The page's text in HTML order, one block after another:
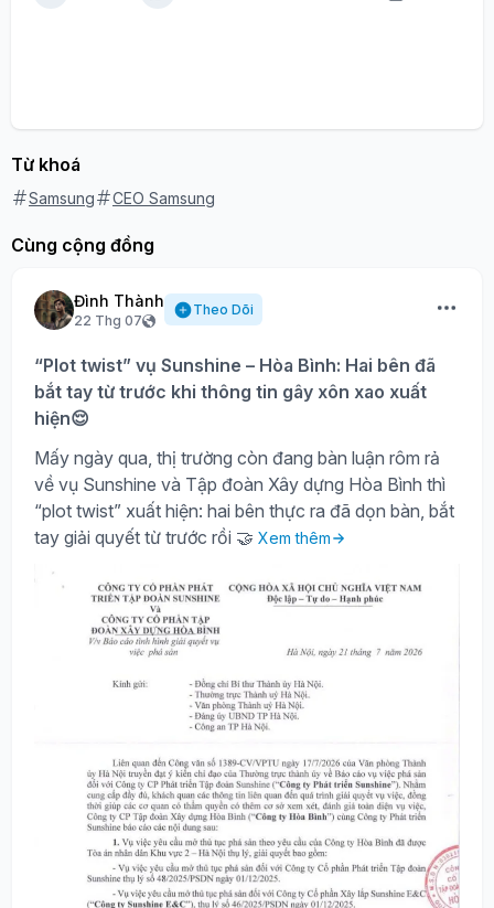
Từ khoá
Samsung CEO Samsung
Cùng cộng đồng
Đình Thành
22 Thg 07
Theo Dõi
“Plot twist” vụ Sunshine – Hòa Bình: Hai bên đã
bắt tay từ trước khi thông tin gây xôn xao xuất
hiện😌
Mấy ngày qua, thị trường còn đang bàn luận rôm rả
về vụ Sunshine và Tập đoàn Xây dựng Hòa Bình thì
“plot twist” xuất hiện: hai bên thực ra đã dọn bàn, bắt
tay giải quyết từ trước rồi 🤝 Xem thêm